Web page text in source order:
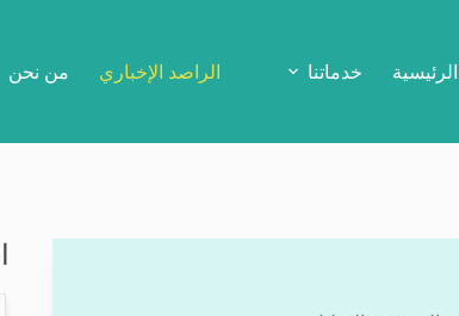
الرئيسية خدماتنا الراصد الإخباري من نحن